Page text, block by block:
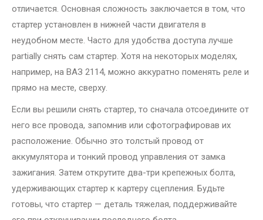
отличается. Основная сложность заключается в том, что
стартер установлен в нижней части двигателя в
неудобном месте. Часто для удобства доступа лучше
partially снять сам стартер. Хотя на некоторых моделях,
например, на ВАЗ 2114, можно аккуратно поменять реле и
прямо на месте, сверху.
Если вы решили снять стартер, то сначала отсоедините от
него все провода, запомнив или сфотографировав их
расположение. Обычно это толстый провод от
аккумулятора и тонкий провод управления от замка
зажигания. Затем открутите два-три крепежных болта,
удерживающих стартер к картеру сцепления. Будьте
готовы, что стартер — деталь тяжелая, поддерживайте